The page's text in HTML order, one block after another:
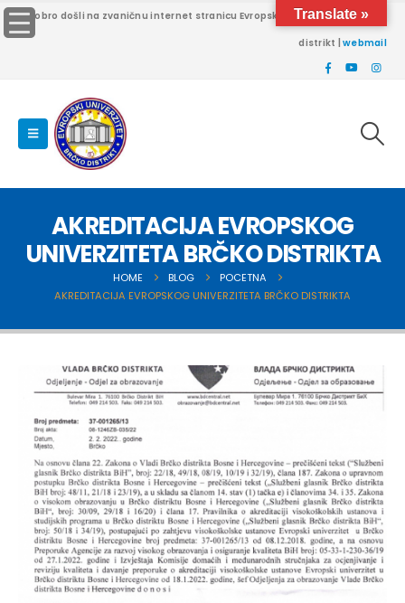
Dobro došli na zvaničnu internet stranicu Evropskog univerziteta Brčko
distrikt |webmail
AKREDITACIJA EVROPSKOG
UNIVERZITETA BRČKO DISTRIKTA
HOME BLOG
POCETNA
AKREDITACIJA EVROPSKOG UNIVERZITETA BRČKO DISTRIKTA
Translate »